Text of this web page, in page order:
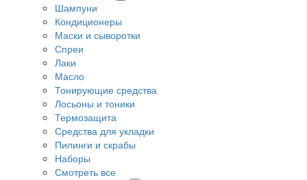
Шампуни
Кондиционеры
Маски и сыворотки
Спреи
Лаки
Масло
Тонирующие средства
Лосьоны и тоники
Термозащита
Средства для укладки
Пилинги и скрабы
Наборы
Смотреть все